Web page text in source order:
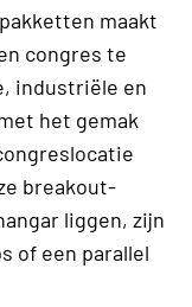
maakt
congres te
industriële en
het gemak
breakout-
liggen, zijn
of een parallel